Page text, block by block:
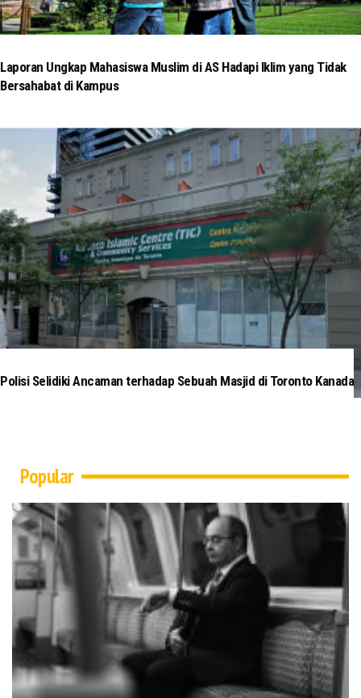
Laporan Ungkap Mahasiswa Muslim di AS Hadapi Iklim yang Tidak
Bersahabat di Kampus
Polisi Selidiki Ancaman terhadap Sebuah Masjid di Toronto Kanada
Popular